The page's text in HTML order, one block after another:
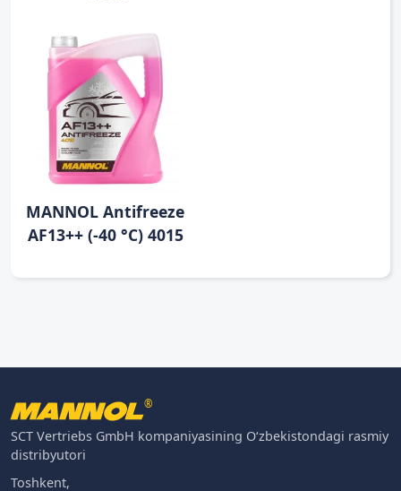
MANNOL Antifreeze
AF13++ (-40 °C) 4015
®
SCT Vertriebs GmbH kompaniyasining O‘zbekistondagi rasmiy
distribyutori
Toshkent,